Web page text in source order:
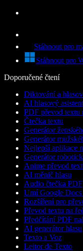
Stáhnout pro
Stáhnout pro
Doporučené čtení
Diktování a
AI hlasový asistent
PDF převod textu
Čtečka textu
Generátor
Generátor
Nejlepší aplikace
Generátor
Anime převod
AI měnič hlasu
Audio čtečka PDF
Umí Google Docs
Rozšíření pro
Převod textu na
Předčítání PDF
AI generátor hlasu
Texto a Voz
Leitor de Texto